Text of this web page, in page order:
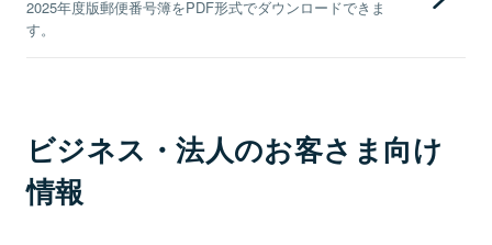
2025年度版郵便番号簿をPDF形式でダウンロードできま
す。
ビジネス・法人のお客さま向け
情報